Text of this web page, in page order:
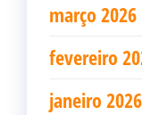
março 2026
fevereiro
janeiro 2026